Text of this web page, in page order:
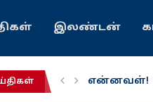
இலண்டன்
என்னவள்!